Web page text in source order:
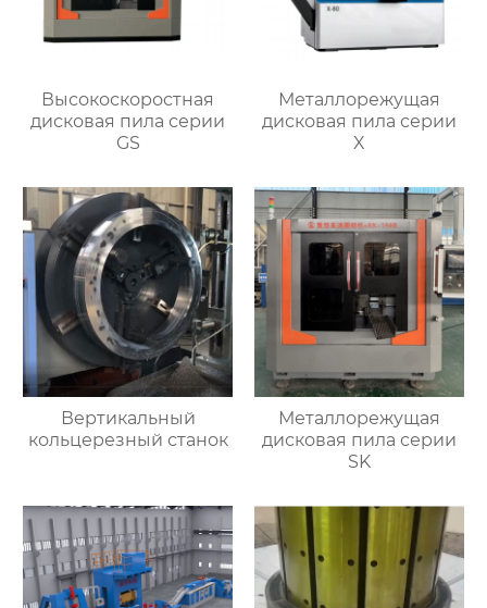
Высокоскоростная
дисковая пила серии
GS
Металлорежущая
дисковая пила серии
X
Вертикальный
кольцерезный станок
Металлорежущая
дисковая пила серии
SK